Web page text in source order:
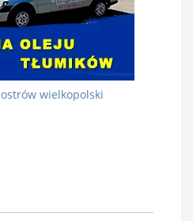
ostrów wielkopolski